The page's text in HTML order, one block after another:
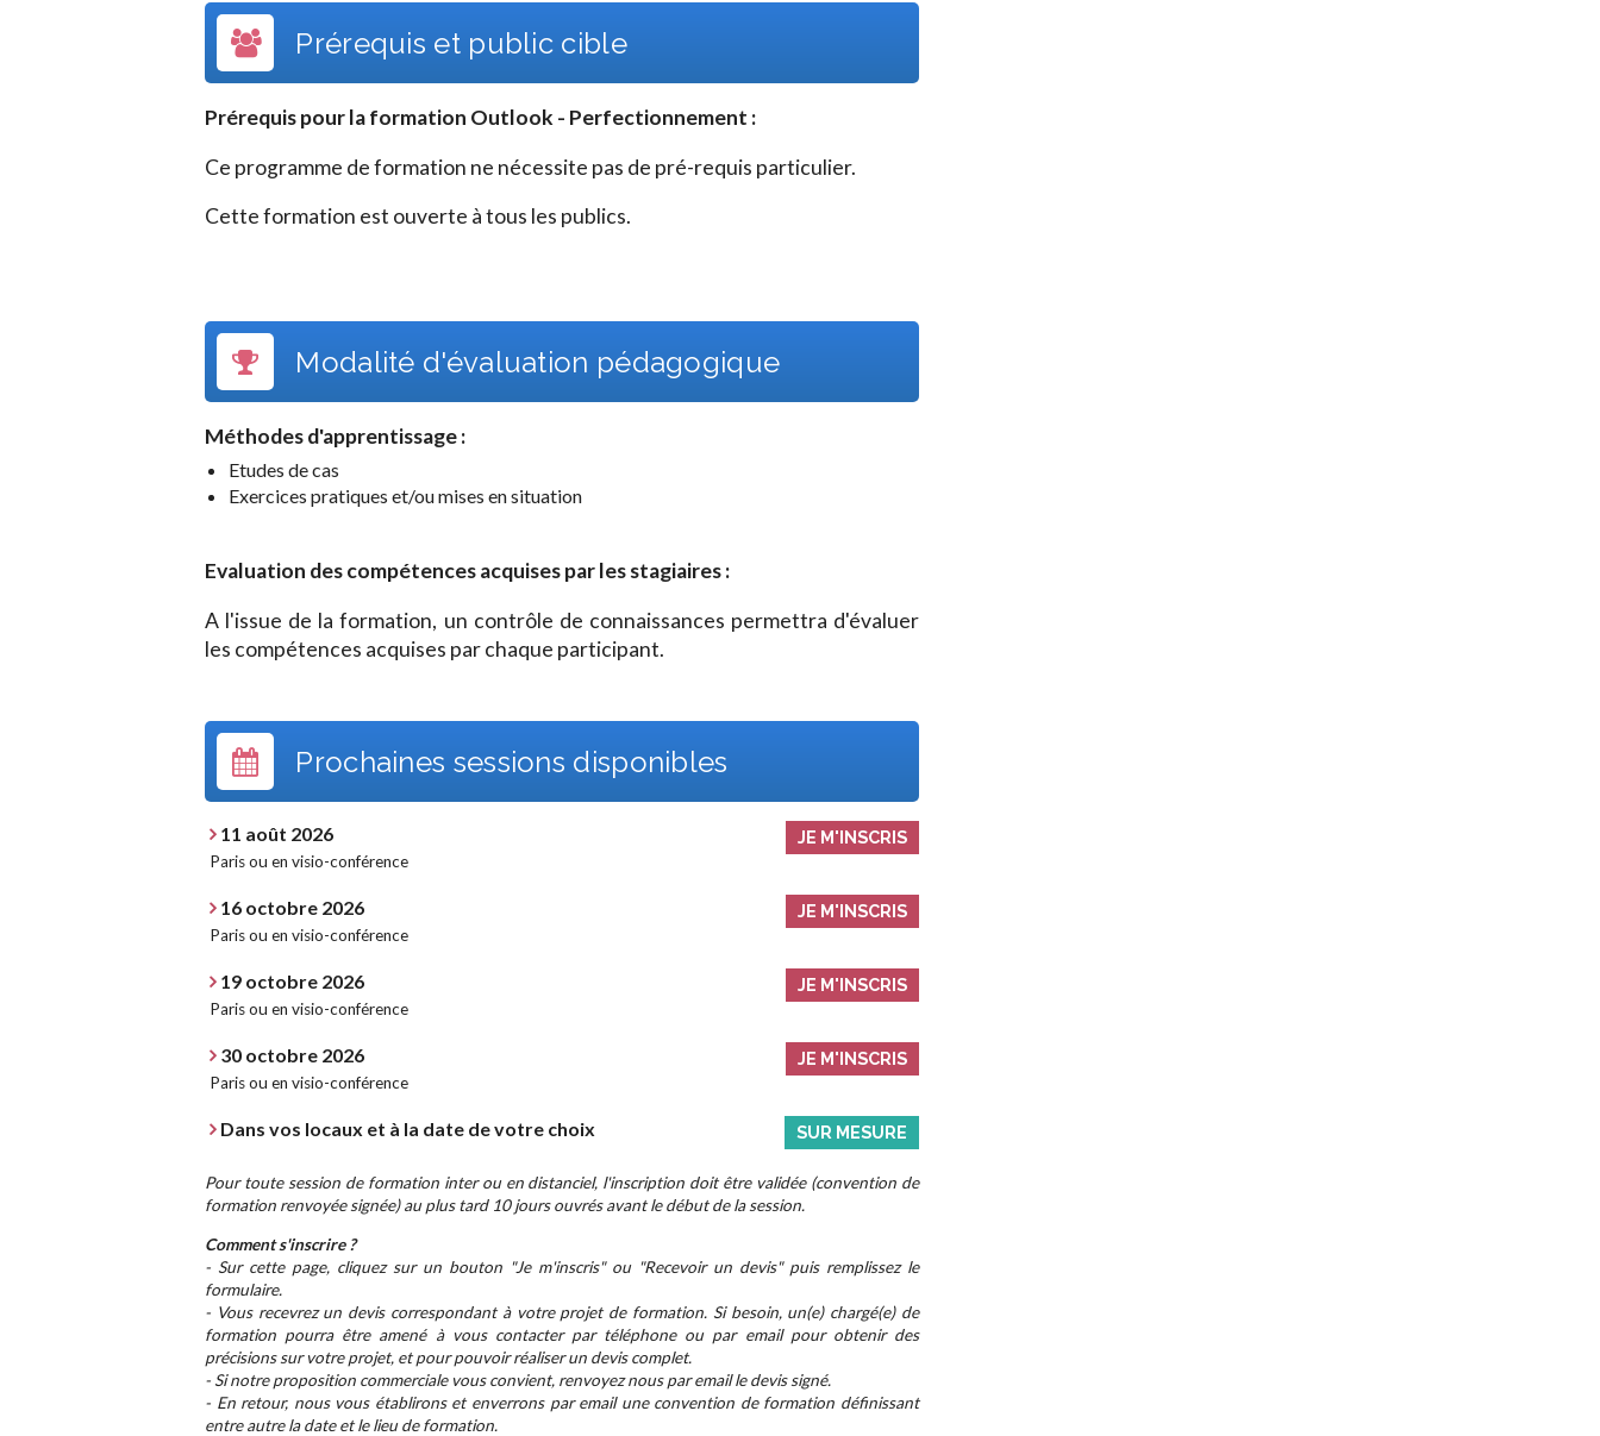
Prérequis et public cible
Prérequis pour la formation Outlook - Perfectionnement :
Ce programme de formation ne nécessite pas de pré-requis particulier.
Cette formation est ouverte à tous les publics.
Modalité d'évaluation pédagogique
Méthodes d'apprentissage :
Etudes de cas
Exercices pratiques et/ou mises en situation
Evaluation des compétences acquises par les stagiaires :
A l'issue de la formation, un contrôle de connaissances permettra d'évaluer
les compétences acquises par chaque participant.
Prochaines sessions disponibles
11 août 2026
Paris ou en visio-conférence
JE M'INSCRIS
16 octobre 2026
Paris ou en visio-conférence
JE M'INSCRIS
19 octobre 2026
Paris ou en visio-conférence
JE M'INSCRIS
30 octobre 2026
Paris ou en visio-conférence
JE M'INSCRIS
Dans vos locaux et à la date de votre choix SUR MESURE
Pour toute session de formation inter ou en distanciel, l'inscription doit être validée (convention de
formation renvoyée signée) au plus tard 10 jours ouvrés avant le début de la session.
Comment s'inscrire ?
- Sur cette page, cliquez sur un bouton "Je m'inscris" ou "Recevoir un devis" puis remplissez le
formulaire.
- Vous recevrez un devis correspondant à votre projet de formation. Si besoin, un(e) chargé(e) de
formation pourra être amené à vous contacter par téléphone ou par email pour obtenir des
précisions sur votre projet, et pour pouvoir réaliser un devis complet.
- Si notre proposition commerciale vous convient, renvoyez nous par email le devis signé.
- En retour, nous vous établirons et enverrons par email une convention de formation définissant
entre autre la date et le lieu de formation.